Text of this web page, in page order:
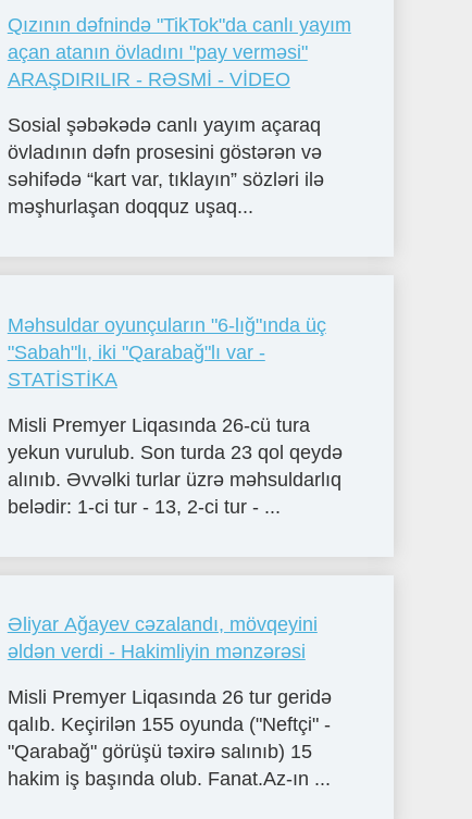
Qızının dəfnində "TikTok"da canlı yayım
açan atanın övladını "pay verməsi"
ARAŞDIRILIR - RƏSMİ - VİDEO
Sosial şəbəkədə canlı yayım açaraq
övladının dəfn prosesini göstərən və
səhifədə “kart var, tıklayın” sözləri ilə
məşhurlaşan doqquz uşaq...
Məhsuldar oyunçuların "6-lığ"ında üç
"Sabah"lı, iki "Qarabağ"lı var -
STATİSTİKA
Misli Premyer Liqasında 26-cü tura
yekun vurulub. Son turda 23 qol qeydə
alınıb. Əvvəlki turlar üzrə məhsuldarlıq
belədir: 1-ci tur - 13, 2-ci tur - ...
Əliyar Ağayev cəzalandı, mövqeyini
əldən verdi - Hakimliyin mənzərəsi
Misli Premyer Liqasında 26 tur geridə
qalıb. Keçirilən 155 oyunda ("Neftçi" -
"Qarabağ" görüşü təxirə salınıb) 15
hakim iş başında olub. Fanat.Az-ın ...